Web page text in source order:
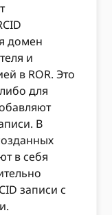
домен
и
в ROR. Это
для
В
в себя
записи с